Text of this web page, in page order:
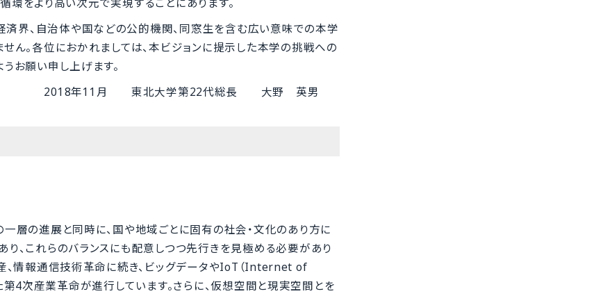
済界、自治体や国などの公的機関、同窓生を含む広い意味での本学
ん。各位におかれましては、本ビジョンに提示した本学の挑戦への
お願い申し上げます。
2018年11月 東北大学第22代総長 大野 英男
層の進展と同時に、国や地域ごとに固有の社会・文化のあり方に
、これらのバランスにも配意しつつ先行きを見極める必要があり
、情報通信技術革命に続き、ビッグデータやIoT（Internet of
4次産業革命が進行しています。さらに、仮想空間と現実空間とを